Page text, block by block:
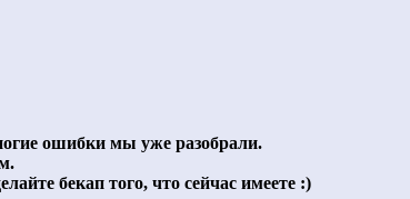
ошибки мы уже разобрали.
бекап того, что сейчас имеете :)